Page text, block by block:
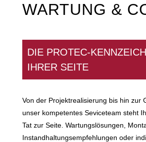
WARTUNG &
DIE PROTEC-
IHRER SEITE
Von der Projektrealisierung bis hin zur
unser kompetentes Seviceteam steht
Tat zur Seite. Wartungslösungen,
Instandhaltungsempfehlungen oder